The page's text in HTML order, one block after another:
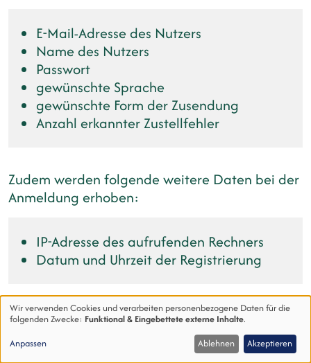
E-Mail-Adresse des Nutzers
Name des Nutzers
Passwort
gewünschte Sprache
gewünschte Form der Zusendung
Anzahl erkannter Zustellfehler
Zudem werden folgende weitere Daten bei der
Anmeldung erhoben:
IP-Adresse des aufrufenden Rechners
Datum und Uhrzeit der Registrierung
Für die Verarbeitung der Daten wird im
Rahmen des Anmeldevorgangs Ihre
Einwilligung eingeholt und auf diese
Verwendung
von
Wir verwenden Cookies und verarbeiten personenbezogene Daten für die
folgenden Zwecke: Funktional & Eingebettete externe Inhalte.
Anpassen
Ablehnen Akzeptieren